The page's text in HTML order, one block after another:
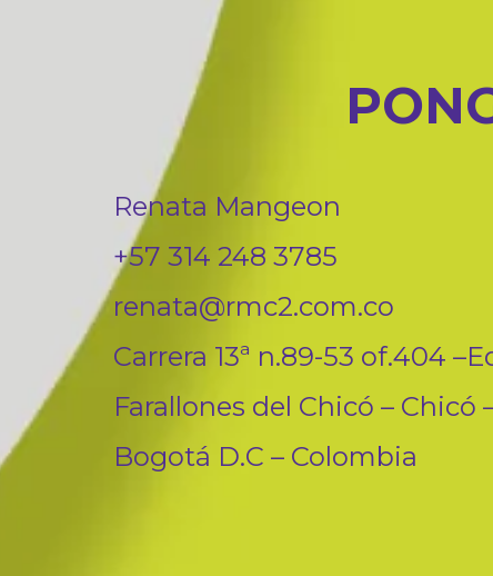
Renata Mangeon
+57 314 248 3785
renata@rmc2.com.co
Carrera 13ª n.89-53 of.404
Farallones del Chicó – Chicó
Bogotá D.C – Colombia